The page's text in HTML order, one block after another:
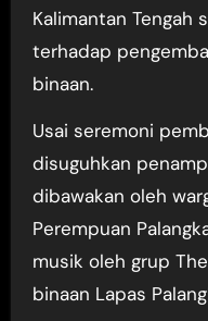
Kalimantan Tengah
terhadap
binaan.
Usai seremoni
disuguhkan
dibawakan oleh
Perempuan
musik oleh grup
binaan Lapas